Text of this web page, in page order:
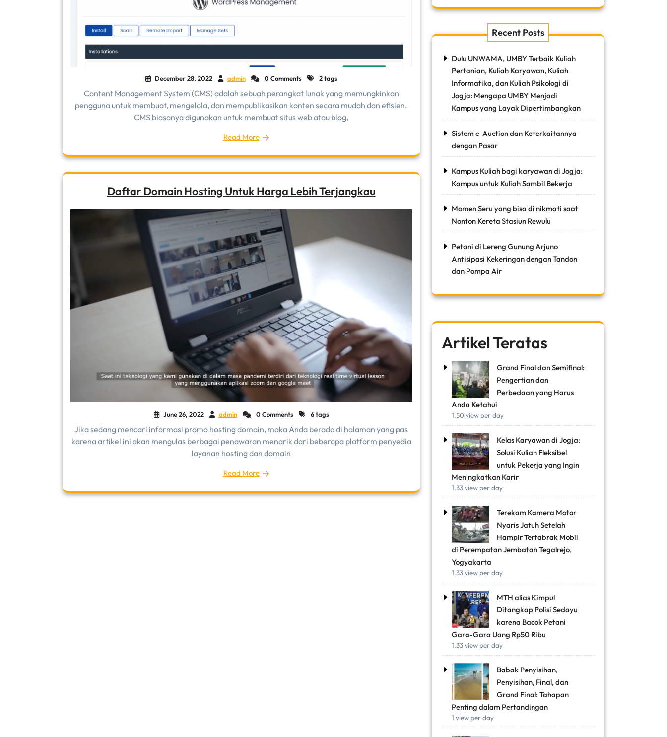
December 28, 2022 admin 0 Comments 2 tags
Content Management System (CMS) adalah sebuah perangkat lunak yang memungkinkan
pengguna untuk membuat, mengelola, dan mempublikasikan konten secara mudah dan efisien.
CMS biasanya digunakan untuk membuat situs web atau blog,
Read More
Daftar Domain Hosting Untuk Harga Lebih Terjangkau
June 26, 2022 admin 0 Comments 6 tags
Jika sedang mencari informasi promo hosting domain, maka Anda berada di halaman yang pas
karena artikel ini akan mengulas berbagai penawaran menarik dari beberapa platform penyedia
layanan hosting dan domain
Read More
Recent Posts
Dulu UNWAMA, UMBY Terbaik Kuliah
Pertanian, Kuliah Karyawan, Kuliah
Informatika, dan Kuliah Psikologi di
Jogja: Mengapa UMBY Menjadi
Kampus yang Layak Dipertimbangkan
Sistem e-Auction dan Keterkaitannya
dengan Pasar
Kampus Kuliah bagi karyawan di Jogja:
Kampus untuk Kuliah Sambil Bekerja
Momen Seru yang bisa di nikmati saat
Nonton Kereta Stasiun Rewulu
Petani di Lereng Gunung Arjuno
Antisipasi Kekeringan dengan Tandon
dan Pompa Air
Artikel Teratas
Grand Final dan Semifinal:
Pengertian dan
Perbedaan yang Harus
Anda Ketahui
1.50 view per day
Kelas Karyawan di Jogja:
Solusi Kuliah Fleksibel
untuk Pekerja yang Ingin
Meningkatkan Karir
1.33 view per day
Terekam Kamera Motor
Nyaris Jatuh Setelah
Hampir Tertabrak Mobil
di Perempatan Jembatan Tegalrejo,
Yogyakarta
1.33 view per day
MTH alias Kimpul
Ditangkap Polisi Sedayu
karena Bacok Petani
Gara-Gara Uang Rp50 Ribu
1.33 view per day
Babak Penyisihan,
Penyisihan, Final, dan
Grand Final: Tahapan
Penting dalam Pertandingan
1 view per day